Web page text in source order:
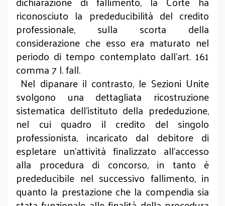
riconosciuto la prededucibilità del credito
professionale, sulla scorta della
considerazione che esso era maturato nel
periodo di tempo contemplato dall’art. 161
comma 7 l. fall.
Nel dipanare il contrasto, le Sezioni Unite
svolgono una dettagliata ricostruzione
sistematica dell’istituto della prededuzione,
nel cui quadro il credito del singolo
professionista, incaricato dal debitore di
espletare un’attività finalizzato all’accesso
alla procedura di concorso, in tanto è
prededucibile nel successivo fallimento, in
quanto la prestazione che la compendia sia